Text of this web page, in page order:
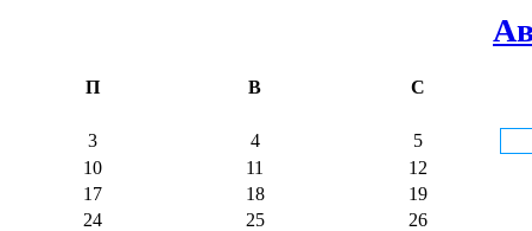
П В С
3 4
5
10
11
12
17
18
19
24
25
26